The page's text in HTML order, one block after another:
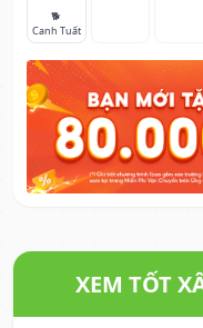
🐕
Canh Tuất
XEM TỐT